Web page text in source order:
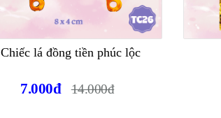
Chiếc lá đồng tiền phúc lộc
7.000đ 14.000đ